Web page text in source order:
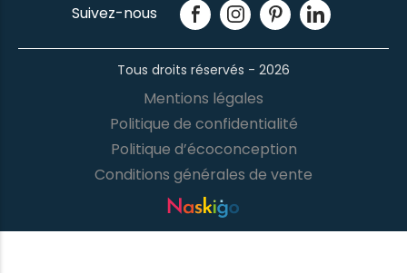
Suivez-nous
Tous droits réservés - 2026
Mentions légales
Politique de confidentialité
Politique d’écoconception
Conditions générales de vente